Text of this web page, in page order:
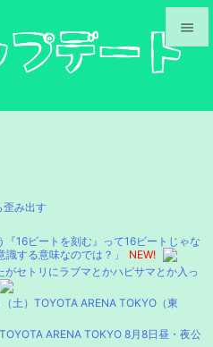




検索
み出す
『16ビートを刻む』って16ビートじゃな
する意味なのでは？」
NEW!
セトリにラブマとかハピサマとか入っ
土）TOYOTA ARENA TOKYO（東
ARENA TOKYO 8月8日昼・夜公